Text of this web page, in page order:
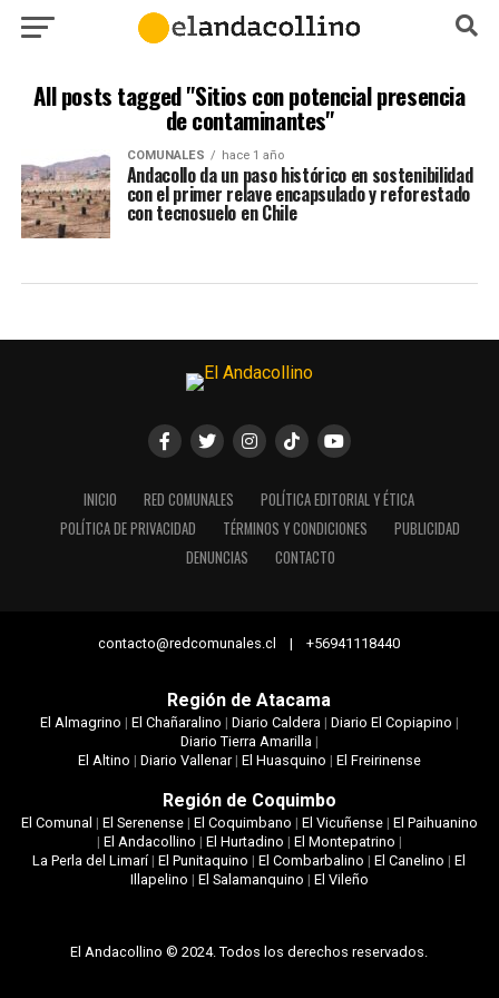
All posts tagged "Sitios con potencial presencia
de contaminantes"
COMUNALES hace 1 año
Andacollo da un paso histórico en sostenibilidad
con el primer relave encapsulado y reforestado
con tecnosuelo en Chile
INICIO RED COMUNALES
POLÍTICA EDITORIAL Y ÉTICA
POLÍTICA DE PRIVACIDAD
TÉRMINOS Y CONDICIONES
PUBLICIDAD
DENUNCIAS
CONTACTO
contacto@redcomunales.cl | +56941118440
Región de Atacama
El Almagrino | El Chañaralino | Diario Caldera| Diario El Copiapino |
Diario Tierra Amarilla|
El Altino | Diario Vallenar| El Huasquino | El Freirinense
Región de Coquimbo
El Comunal | El Serenense| El Coquimbano | El Vicuñense| El Paihuanino
| El Andacollino | El Hurtadino | El Montepatrino |
La Perla del Limarí|El Punitaquino |El Combarbalino |El Canelino |El
Illapelino | El Salamanquino | El Vileño
El Andacollino © 2024. Todos los derechos reservados.